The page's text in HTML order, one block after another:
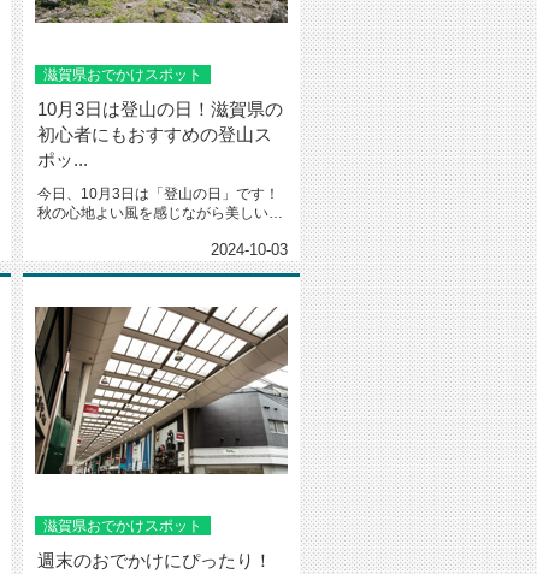
滋賀県おでかけスポット
10月3日は登山の日！滋賀県の
初心者にもおすすめの登山ス
ポッ...
今日、10月3日は「登山の日」です！
秋の心地よい風を感じながら美しい景
2024-10-03
滋賀県おでかけスポット
週末のおでかけにぴったり！